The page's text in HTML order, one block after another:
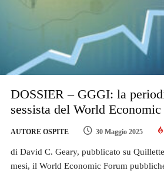
DOSSIER – GGGI: la
sessista del World
AUTORE OSPITE 30 Maggio 2025
di David C. Geary, pubblicato su
mesi, il World Economic Forum